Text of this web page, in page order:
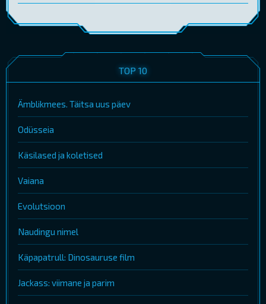
TOP 10
Ämblikmees. Täitsa uus päev
Odüsseia
Käsilased ja koletised
Vaiana
Evolutsioon
Naudingu nimel
Käpapatrull: Dinosauruse film
Jackass: viimane ja parim